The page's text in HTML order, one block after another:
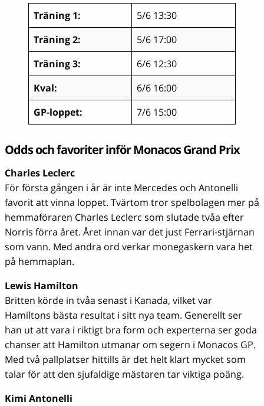
Träning 1:
5/6 13:30
Träning 2:
5/6 17:00
Träning 3:
6/6 12:30
Kval:
6/6 16:00
GP-loppet:
7/6 15:00
Odds och favoriter inför Monacos Grand Prix
Charles Leclerc
För första gången i år är inte Mercedes och Antonelli
favorit att vinna loppet. Tvärtom tror spelbolagen mer på
hemmaföraren Charles Leclerc som slutade tvåa efter
Norris förra året. Året innan var det just Ferrari-stjärnan
som vann. Med andra ord verkar monegaskern vara het
på hemmaplan.
Lewis Hamilton
Britten körde in tvåa senast i Kanada, vilket var
Hamiltons bästa resultat i sitt nya team. Generellt ser
han ut att vara i riktigt bra form och experterna ser goda
chanser att Hamilton utmanar om segern i Monacos GP.
Med två pallplatser hittills är det helt klart mycket som
talar för att den sjufaldige mästaren tar viktiga poäng.
Kimi Antonelli